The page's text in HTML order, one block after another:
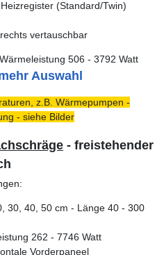
(Standard/Twin)
vertauschbar
506 - 3792 Watt
Auswahl
z.B. Wärmepumpen -
- siehe Bilder
- freistehender
30, 40, 50 cm - Länge 40 - 300
262 - 7746 Watt
Vorderpaneel